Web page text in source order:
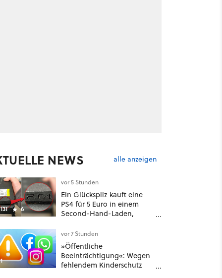
NEWS alle anzeigen
6
vor 5 Stunden
Ein Glückspilz kauft eine
PS4 für 5 Euro in einem
Second-Hand-Laden,
schon hat er seine erste
funktionierende PlayStation
[Best of GameStar]
vor 7 Stunden
»Öffentliche
Beeinträchtigung«: Wegen
fehlendem Kinderschutz